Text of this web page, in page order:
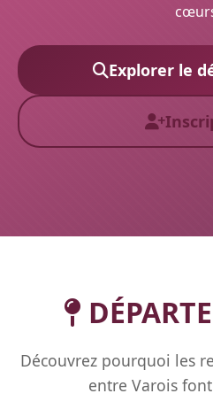
Explorer le
Découvrez pourquoi les
entre Varois